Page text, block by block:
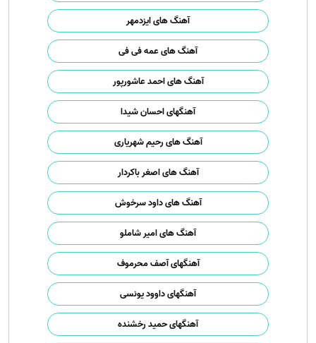
آهنگ های ایزدمهر
آهنگ های عمه فی فی
آهنگ های احمد عاشورپور
آهنگهای احسان شیدا
آهنگ های رحیم شهریاری
آهنگ های اصغر باکردار
آهنگ های داود سرخوش
آهنگ های امیر شاملو
آهنگهای آصف محرموف
آهنگهای داوود یونسی
آهنگهای حمید رخشنده